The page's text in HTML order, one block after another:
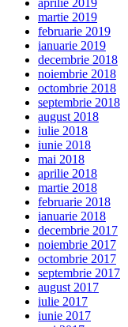
aprilie 2019
martie 2019
februarie 2019
ianuarie 2019
decembrie 2018
noiembrie 2018
octombrie 2018
septembrie 2018
august 2018
iulie 2018
iunie 2018
mai 2018
aprilie 2018
martie 2018
februarie 2018
ianuarie 2018
decembrie 2017
noiembrie 2017
octombrie 2017
septembrie 2017
august 2017
iulie 2017
iunie 2017